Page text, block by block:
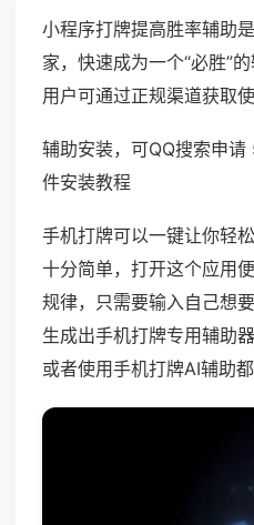
小程序打牌提高胜率辅助
家，快速成为一个“必胜”
用户可通过正规渠道获取使
辅助安装，可QQ搜索申
件安装教程
手机打牌可以一键让你轻
十分简单，打开这个应用
规律，只需要输入自己想
生成出手机打牌专用辅助
或者使用手机打牌AI辅助都